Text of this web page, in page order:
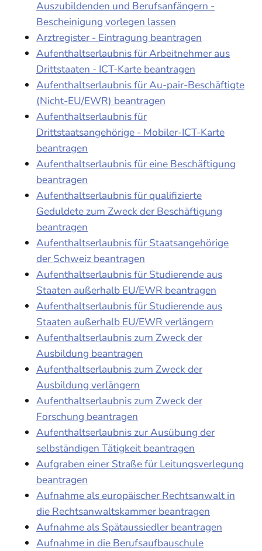
Auszubildenden und Berufsanfängern -
Bescheinigung vorlegen lassen
Arztregister - Eintragung beantragen
Aufenthaltserlaubnis für Arbeitnehmer aus
Drittstaaten - ICT-Karte beantragen
Aufenthaltserlaubnis für Au-pair-Beschäftigte
(Nicht-EU/EWR) beantragen
Aufenthaltserlaubnis für
Drittstaatsangehörige - Mobiler-ICT-Karte
beantragen
Aufenthaltserlaubnis für eine Beschäftigung
beantragen
Aufenthaltserlaubnis für qualifizierte
Geduldete zum Zweck der Beschäftigung
beantragen
Aufenthaltserlaubnis für Staatsangehörige
der Schweiz beantragen
Aufenthaltserlaubnis für Studierende aus
Staaten außerhalb EU/EWR beantragen
Aufenthaltserlaubnis für Studierende aus
Staaten außerhalb EU/EWR verlängern
Aufenthaltserlaubnis zum Zweck der
Ausbildung beantragen
Aufenthaltserlaubnis zum Zweck der
Ausbildung verlängern
Aufenthaltserlaubnis zum Zweck der
Forschung beantragen
Aufenthaltserlaubnis zur Ausübung der
selbständigen Tätigkeit beantragen
Aufgraben einer Straße für Leitungsverlegung
beantragen
Aufnahme als europäischer Rechtsanwalt in
die Rechtsanwaltskammer beantragen
Aufnahme als Spätaussiedler beantragen
Aufnahme in die Berufsaufbauschule